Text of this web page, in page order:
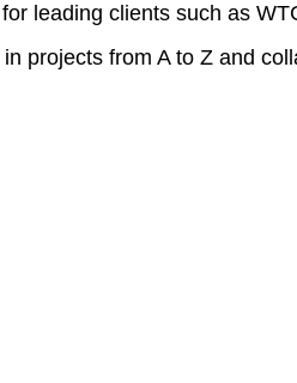
leading clients such as
projects from A to Z and